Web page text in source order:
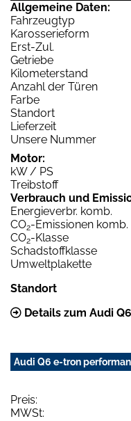
Allgemeine Daten:
Fahrzeugtyp
Karosserieform
Erst-Zul.
Getriebe
Kilometerstand
Anzahl der Türen
Farbe
Standort
Lieferzeit
Unsere Nummer
Motor:
kW / PS
Treibstoff
Verbrauch und
Energieverbr. komb.
CO2-Emissionen komb.
CO2-Klasse
Schadstoffklasse
Umweltplakette
Standort
Details zum Audi
Audi Q6 e-tron
Preis:
MWSt: